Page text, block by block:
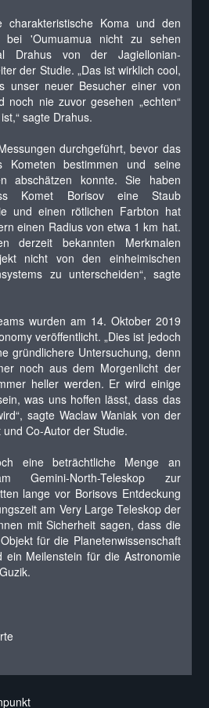
charakteristische Koma und den
bei 'Oumuamua nicht zu sehen
Drahus von der Jagiellonian-
der Studie. „Das ist wirklich cool,
unser neuer Besucher einer von
noch nie zuvor gesehen „echten“
sagte Drahus.
durchgeführt, bevor das
bestimmen und seine
abschätzen konnte. Sie haben
Komet Borisov eine Staub
und einen rötlichen Farbton hat
einen Radius von etwa 1 km hat.
derzeit bekannten Merkmalen
nicht von den einheimischen
zu unterscheiden“, sagte
wurden am 14. Oktober 2019
veröffentlicht. „Dies ist jedoch
gründlichere Untersuchung, denn
noch aus dem Morgenlicht der
heller werden. Er wird einige
was uns hoffen lässt, dass das
sagte Waclaw Waniak von der
Co-Autor der Studie.
eine beträchtliche Menge an
Gemini-North-Teleskop zur
lange vor Borisovs Entdeckung
am Very Large Teleskop der
mit Sicherheit sagen, dass die
für die Planetenwissenschaft
ein Meilenstein für die Astronomie